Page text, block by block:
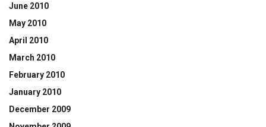
June 2010
May 2010
April 2010
March 2010
February 2010
January 2010
December 2009